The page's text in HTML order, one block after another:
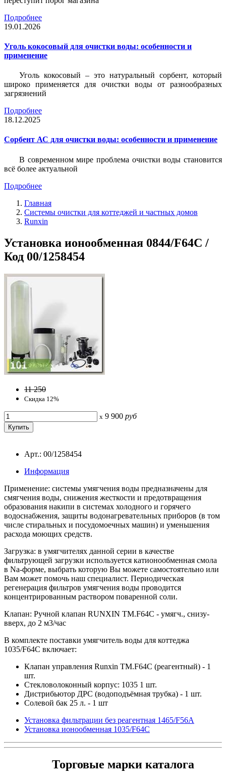
Подробнее
19.01.2026
Уголь кокосовый для очистки воды: особенности и
применение
Уголь кокосовый – это натуральный сорбент, который
широко применяется для очистки воды от разнообразных
загрязнений
Подробнее
18.12.2025
Сорбент АС для очистки воды: особенности и применение
В современном мире проблема очистки воды становится
всё более актуальной
Подробнее
Главная
Системы очистки для коттеджей и частных домов
Runxin
Установка ионообменная 0844/F64C /
Код 00/1258454
11 250
Скидка 12%
x 9 900 руб
Арт.: 00/1258454
Информация
Применение: системы умягчения воды предназначены для
смягчения воды, снижения жесткости и предотвращения
образования накипи в системах холодного и горячего
водоснабжения, защиты водонагревательных приборов (в том
числе стиральных и посудомоечных машин) и уменьшения
расхода моющих средств.
Загрузка: в умягчителях данной серии в качестве
фильтрующей загрузки используется катионообменная смола
в Na-форме, выбрать которую Вы можете самостоятельно или
Вам может помочь наш специалист. Периодическая
регенерация фильтров умягчения воды проводится
концентрированным раствором поваренной соли.
Клапан: Ручной клапан RUNXIN TM.F64C - умягч., снизу-
вверх, до 2 м3/час
В комплекте поставки умягчитель воды для коттеджа
1035/F64С включает:
Клапан управления Runxin TM.F64С (реагентный) - 1
шт.
Стекловолоконный корпус: 1035 1 шт.
Дистрибьютор ДРС (водоподъёмная трубка) - 1 шт.
Солевой бак 25 л. - 1 шт
Установка фильтрации без реагентная 1465/F56A
Установка ионообменная 1035/F64C
Торговые марки каталога